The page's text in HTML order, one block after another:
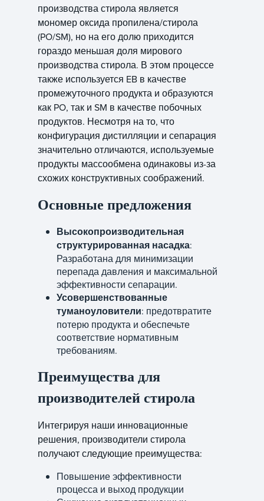
производства стирола является
мономер оксида пропилена/стирола
(PO/SM), но на его долю приходится
гораздо меньшая доля мирового
производства стирола. В этом процессе
также используется EB в качестве
промежуточного продукта и образуются
как PO, так и SM в качестве побочных
продуктов. Несмотря на то, что
конфигурация дистилляции и сепарация
значительно отличаются, используемые
продукты массообмена одинаковы из-за
схожих конструктивных соображений.
Основные предложения
Высокопроизводительная
структурированная насадка:
Разработана для минимизации
перепада давления и максимальной
эффективности сепарации.
Усовершенствованные
туманоуловители: предотвратите
потерю продукта и обеспечьте
соответствие нормативным
требованиям.
Преимущества для
производителей стирола
Интегрируя наши инновационные
решения, производители стирола
получают следующие преимущества:
Повышение эффективности
процесса и выход продукции